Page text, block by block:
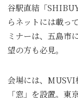
谷駅直結「
らネットには載っ
ミナーは、五島市
望の方も必見。
会場には、MUSVI
「窓」を設置。東